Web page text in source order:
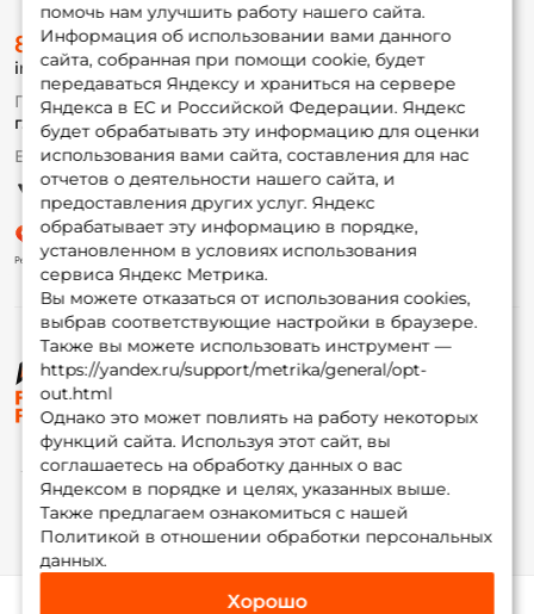
помочь нам улучшить работу нашего сайта.
Информация об использовании вами данного
сайта, собранная при помощи cookie, будет
передаваться Яндексу и храниться на сервере
Яндекса в ЕС и Российской Федерации. Яндекс
будет обрабатывать эту информацию для оценки
использования вами сайта, составления для нас
отчетов о деятельности нашего сайта, и
предоставления других услуг. Яндекс
обрабатывает эту информацию в порядке,
установленном в условиях использования
сервиса Яндекс Метрика.
Вы можете отказаться от использования cookies,
выбрав соответствующие настройки в браузере.
Также вы можете использовать инструмент —
https://yandex.ru/support/metrika/general/opt-
out.html
Однако это может повлиять на работу некоторых
функций сайта. Используя этот сайт, вы
соглашаетесь на обработку данных о вас
Яндексом в порядке и целях, указанных выше.
Также предлагаем ознакомиться с нашей
Политикой в отношении обработки персональных
данных.
Хорошо
© ФоксФишинг, 2009-2026
О магазине
Доставка
Оплата
Fox-bonus
Гуру
Партнерская программа
8 (495) 532-77-88
info@foxfishing.ru
По вопросам с заказом
г. Москва, ул. Плеханова д.7
Ежедневно 10:00 до 20:00